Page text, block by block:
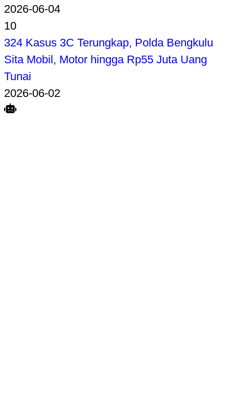
2026-06-04
10
324 Kasus 3C Terungkap, Polda Bengkulu
Sita Mobil, Motor hingga Rp55 Juta Uang
Tunai
2026-06-02